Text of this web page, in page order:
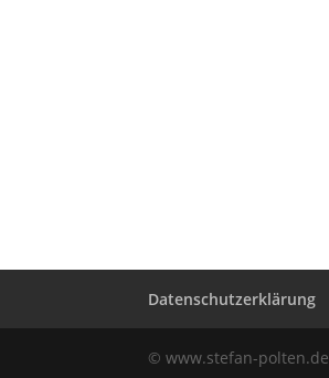
Datenschutzerklärung
© www.stefan-polten.de